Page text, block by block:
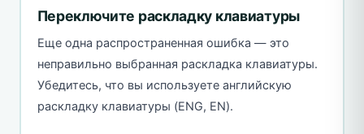
Переключите раскладку клавиатуры
Еще одна распространенная ошибка — это
неправильно выбранная раскладка клавиатуры.
Убедитесь, что вы используете английскую
раскладку клавиатуры (ENG, EN).